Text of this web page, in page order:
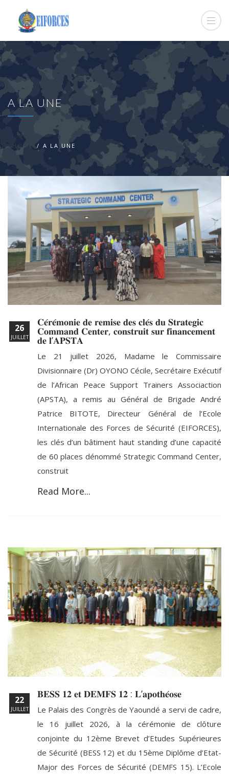
A LA UNE
HOME A LA UNE
𝐂𝐞́𝐫𝐞́𝐦𝐨𝐧𝐢𝐞 𝐝𝐞 𝐫𝐞𝐦𝐢𝐬𝐞 𝐝𝐞𝐬 𝐜𝐥𝐞́𝐬 𝐝𝐮 𝐒𝐭𝐫𝐚𝐭𝐞𝐠𝐢𝐜
𝐂𝐨𝐦𝐦𝐚𝐧𝐝 𝐂𝐞𝐧𝐭𝐞𝐫, 𝐜𝐨𝐧𝐬𝐭𝐫𝐮𝐢𝐭 𝐬𝐮𝐫 𝐟𝐢𝐧𝐚𝐧𝐜𝐞𝐦𝐞𝐧𝐭
𝐝𝐞 𝐥’𝐀𝐏𝐒𝐓𝐀
Le 21 juillet 2026, Madame le Commissaire
Divisionnaire (Dr) OYONO Cécile, Secrétaire Exécutif
de l’African Peace Support Trainers Associaction
(APSTA), a remis au Général de Brigade André
Patrice BITOTE, Directeur Général de l’Ecole
Internationale des Forces de Sécurité (EIFORCES),
les clés d’un bâtiment haut standing d’une capacité
de 60 places dénommé Strategic Command Center,
construit
Read More...
26
JUILLET
𝐁𝐄𝐒𝐒 𝟏𝟐 𝐞𝐭 𝐃𝐄𝐌𝐅𝐒 𝟏𝟐 : 𝐋’𝐚𝐩𝐨𝐭𝐡𝐞́𝐨𝐬𝐞
Le Palais des Congrès de Yaoundé a servi de cadre,
le 16 juillet 2026, à la cérémonie de clôture
conjointe du 12ème Brevet d’Etudes Supérieures
de Sécurité (BESS 12) et du 15ème Diplôme d’Etat-
Major des Forces de Sécurité (DEMFS 15). L’Ecole
22
JUILLET